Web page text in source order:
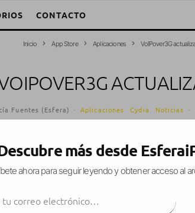
CONTACTO
Inicio App Store Aplicaciones VoIPover3G
Fuentes (Esfera) · Aplicaciones Cydia Noticias ·
de VoIPover3G , con la
, evitándonos tener que editar
más desde
ahora para seguir leyendo y obtener acceso al